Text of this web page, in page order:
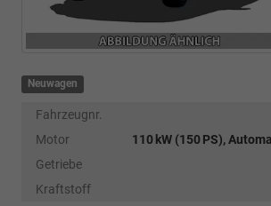
Neuwagen
Fahrzeugnr.
Motor
110 kW (150 PS),
Getriebe
Kraftstoff